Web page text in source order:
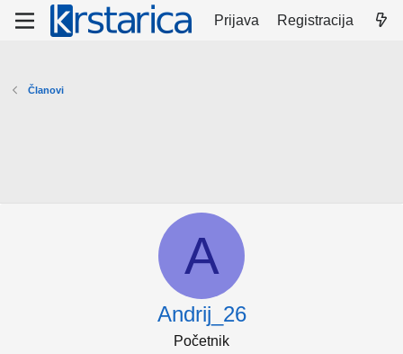
Prijava Registracija
Članovi
A
Andrij_26
Početnik